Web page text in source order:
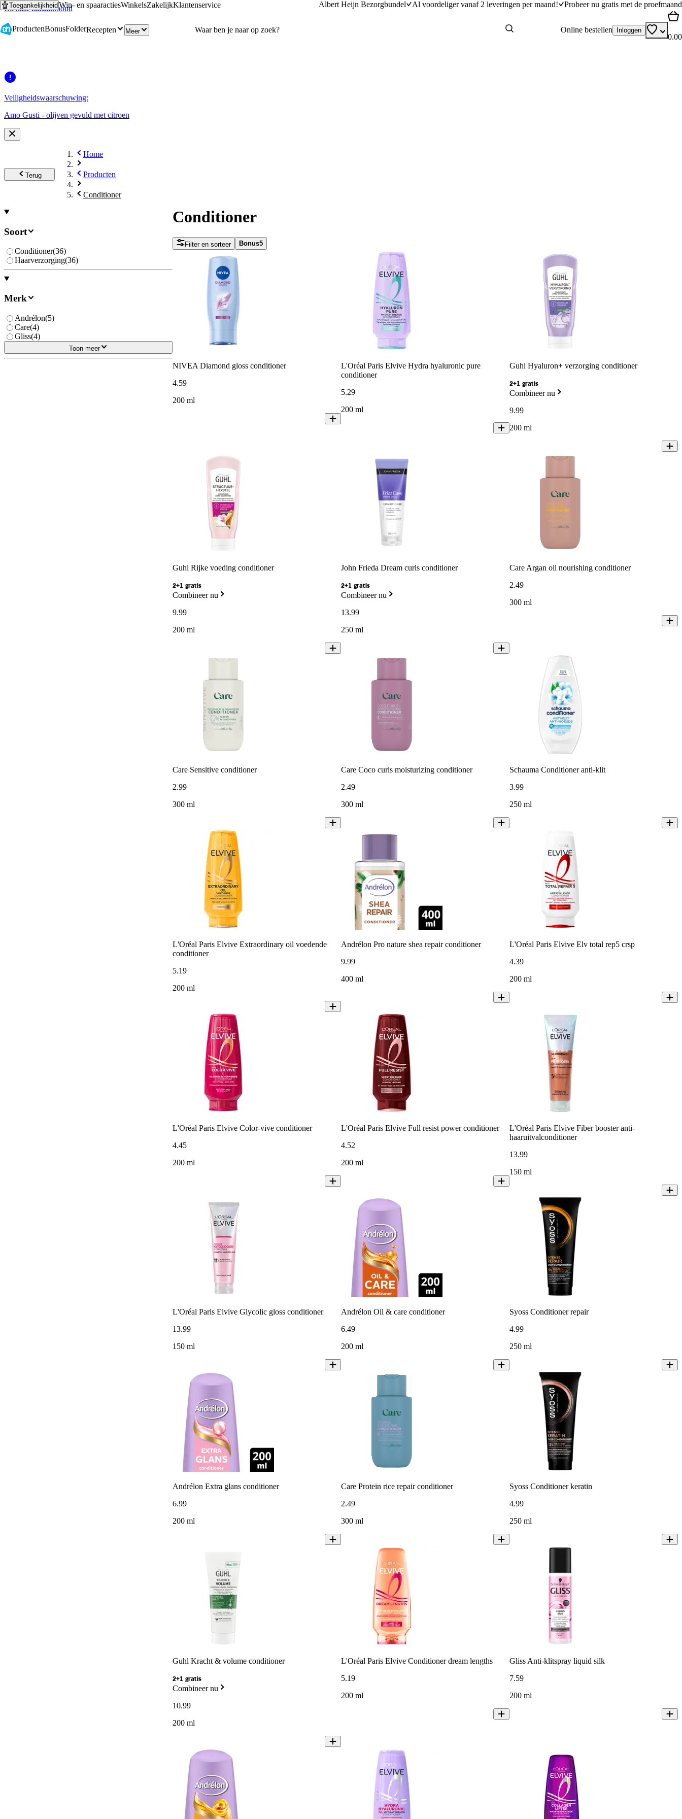
Ga naar hoofdinhoud
Ga naar zoeken
ToegankelijkheidWin- en spaaractiesWinkelsZakelijkKlantenservice Albert Heijn Bezorgbundel Al voordeliger vanaf 2 leveringen per maand! Probeer nu gratis met de proefmaand
ProductenBonusFolderRecepten Meer Online bestellen Inloggen
0.00
Veiligheidswaarschuwing:
Amo Gusti - olijven gevuld met citroen
Terug
Home
Producten
Conditioner
Soort
Conditioner(36)
Haarverzorging(36)
Merk
Andrélon(5)
Care(4)
Gliss(4)
Toon meer
Conditioner
Filter en sorteer Bonus5
NIVEA Diamond gloss conditioner
4.59
200 ml
L'Oréal Paris Elvive Hydra hyaluronic pure
conditioner
5.29
200 ml
Guhl Hyaluron+ verzorging conditioner
2+1 gratis
Combineer nu
9.99
200 ml
Guhl Rijke voeding conditioner
2+1 gratis
Combineer nu
9.99
200 ml
John Frieda Dream curls conditioner
2+1 gratis
Combineer nu
13.99
250 ml
Care Argan oil nourishing conditioner
2.49
300 ml
Care Sensitive conditioner
2.99
300 ml
Care Coco curls moisturizing conditioner
2.49
300 ml
Schauma Conditioner anti-klit
3.99
250 ml
L'Oréal Paris Elvive Extraordinary oil voedende
conditioner
5.19
200 ml
Andrélon Pro nature shea repair conditioner
9.99
400 ml
L'Oréal Paris Elvive Elv total rep5 crsp
4.39
200 ml
L'Oréal Paris Elvive Color-vive conditioner
4.45
200 ml
L'Oréal Paris Elvive Full resist power conditioner
4.52
200 ml
L'Oréal Paris Elvive Fiber booster anti-
haaruitvalconditioner
13.99
150 ml
L'Oréal Paris Elvive Glycolic gloss conditioner
13.99
150 ml
Andrélon Oil & care conditioner
6.49
200 ml
Syoss Conditioner repair
4.99
250 ml
Andrélon Extra glans conditioner
6.99
200 ml
Care Protein rice repair conditioner
2.49
300 ml
Syoss Conditioner keratin
4.99
250 ml
Guhl Kracht & volume conditioner
2+1 gratis
Combineer nu
10.99
200 ml
L'Oréal Paris Elvive Conditioner dream lengths
5.19
200 ml
Gliss Anti-klitspray liquid silk
7.59
200 ml